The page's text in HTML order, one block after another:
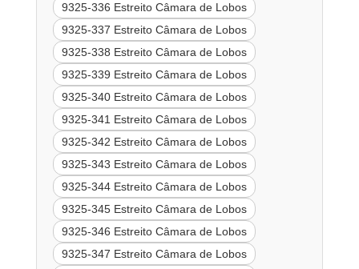
9325-336 Estreito Câmara de Lobos
9325-337 Estreito Câmara de Lobos
9325-338 Estreito Câmara de Lobos
9325-339 Estreito Câmara de Lobos
9325-340 Estreito Câmara de Lobos
9325-341 Estreito Câmara de Lobos
9325-342 Estreito Câmara de Lobos
9325-343 Estreito Câmara de Lobos
9325-344 Estreito Câmara de Lobos
9325-345 Estreito Câmara de Lobos
9325-346 Estreito Câmara de Lobos
9325-347 Estreito Câmara de Lobos